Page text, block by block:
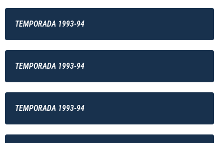
TEMPORADA 1993-94
TEMPORADA 1993-94
TEMPORADA 1993-94